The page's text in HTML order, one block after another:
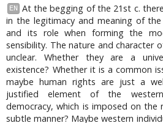
EN
At the begging of the 21st c.
in the legitimacy and meaning of
and its role when forming the
sensibility. The nature and character
unclear. Whether they are a
existence? Whether it is a common
maybe human rights are just a
justified element of the
democracy, which is imposed on
subtle manner? Maybe western